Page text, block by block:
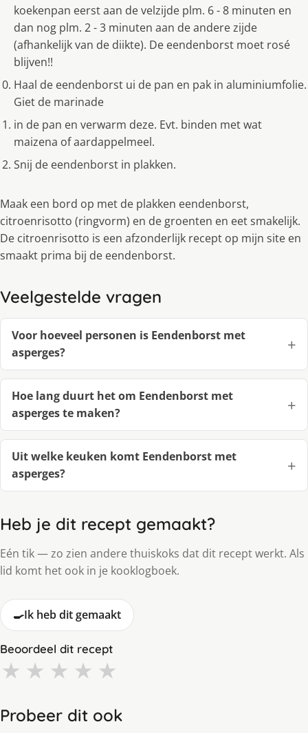
koekenpan eerst aan de velzijde plm. 6 - 8 minuten en
dan nog plm. 2 - 3 minuten aan de andere zijde
(afhankelijk van de diikte). De eendenborst moet rosé
blijven!!
Haal de eendenborst ui de pan en pak in aluminiumfolie.
Giet de marinade
in de pan en verwarm deze. Evt. binden met wat
maizena of aardappelmeel.
Snij de eendenborst in plakken.
Maak een bord op met de plakken eendenborst,
citroenrisotto (ringvorm) en de groenten en eet smakelijk.
De citroenrisotto is een afzonderlijk recept op mijn site en
smaakt prima bij de eendenborst.
Veelgestelde vragen
Voor hoeveel personen is Eendenborst met
asperges?
Hoe lang duurt het om Eendenborst met
asperges te maken?
Uit welke keuken komt Eendenborst met
asperges?
Heb je dit recept gemaakt?
Eén tik — zo zien andere thuiskoks dat dit recept werkt. Als
lid komt het ook in je kooklogboek.
🍳Ik heb dit gemaakt
Beoordeel dit recept
★ ★ ★ ★ ★
Probeer dit ook